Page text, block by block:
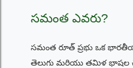
సమంత ఎవరు?
సమంత రూత్ ప్రభు ఒక
తెలుగు మరియు తమిళ భాషల